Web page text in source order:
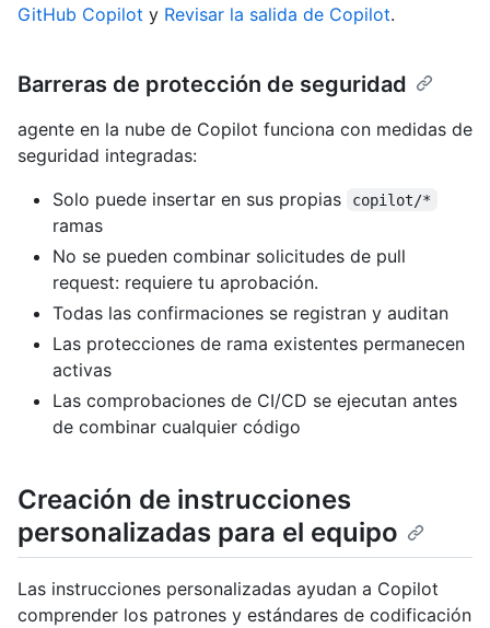
GitHub Copilot y Revisar la salida de Copilot.
Barreras de protección de seguridad
agente en la nube de Copilot funciona con medidas de
seguridad integradas:
Solo puede insertar en sus propias
copilot/*
ramas
No se pueden combinar solicitudes de pull
request: requiere tu aprobación.
Todas las confirmaciones se registran y auditan
Las protecciones de rama existentes permanecen
activas
Las comprobaciones de CI/CD se ejecutan antes
de combinar cualquier código
Creación de instrucciones
personalizadas para el equipo
Las instrucciones personalizadas ayudan a Copilot
comprender los patrones y estándares de codificación